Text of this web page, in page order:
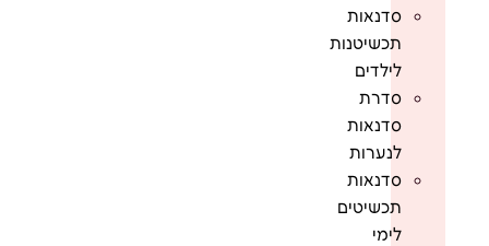
סדנאות
תכשיטנות
לילדים
סדרת
סדנאות
לנערות
סדנאות
תכשיטים
לימי